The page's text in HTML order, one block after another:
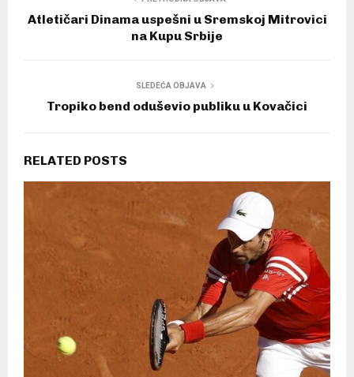
Atletičari Dinama uspešni u Sremskoj Mitrovici
na Kupu Srbije
SLEDEĆA OBJAVA
Tropiko bend oduševio publiku u Kovačici
RELATED POSTS